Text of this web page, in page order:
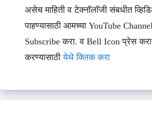
असेच माहिती व टेक्नॉलॉजी संबधीत
पाहण्यासाठी आमच्या YouTube
Subscribe करा. व Bell Icon प्रेस
करण्यासाठीयेथे क्लिक करा